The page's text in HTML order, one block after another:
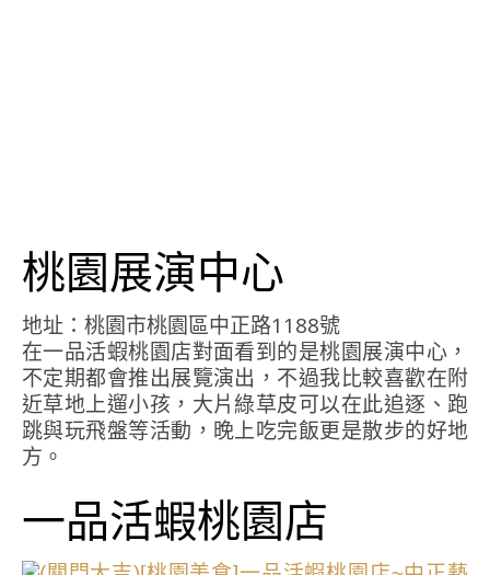
桃園展演中心
地址：桃園市桃園區中正路1188號
在一品活蝦桃園店對面看到的是桃園展演中心，
不定期都會推出展覽演出，不過我比較喜歡在附
近草地上遛小孩，大片綠草皮可以在此追逐、跑
跳與玩飛盤等活動，晚上吃完飯更是散步的好地
方。
一品活蝦桃園店